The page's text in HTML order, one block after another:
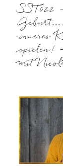
SST022
inneres
spielen!
mit